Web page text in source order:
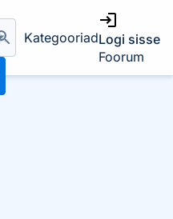
KategooriadLogi sisse
Foorum